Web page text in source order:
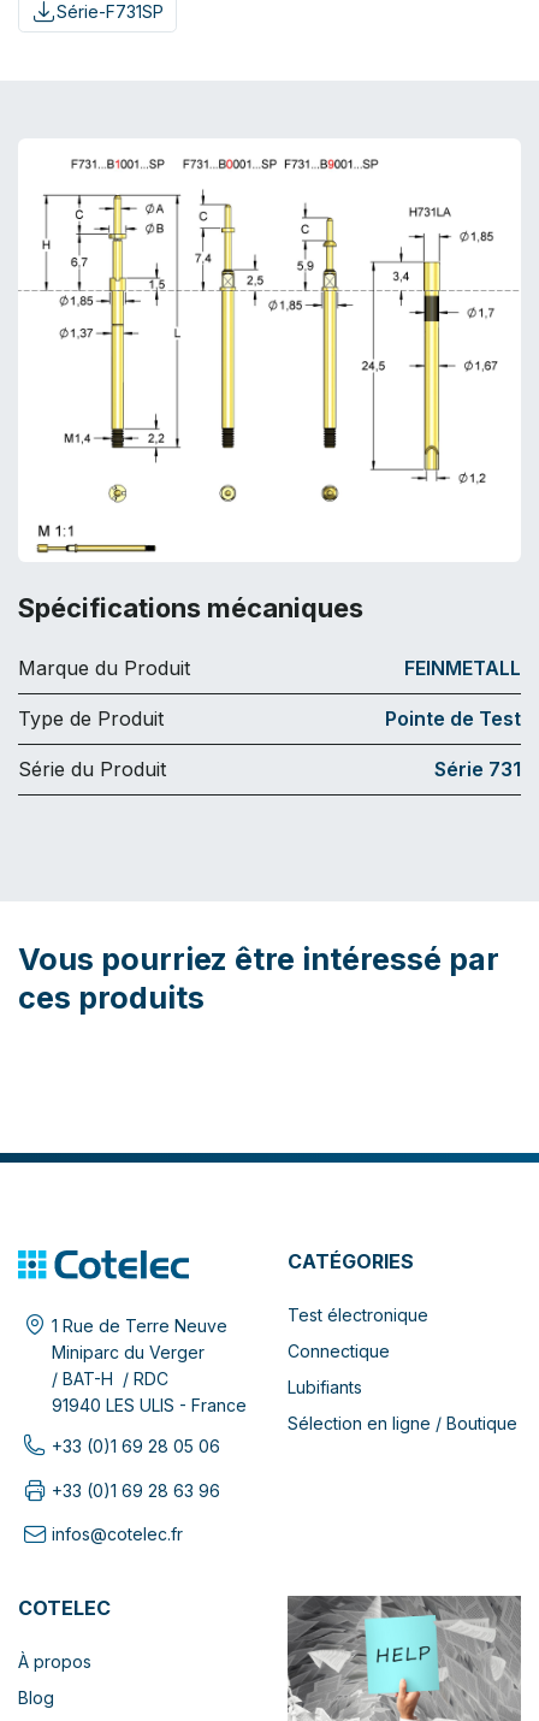
Série-F731SP
Spécifications mécaniques
Marque du Produit FEINMETALL
Type de Produit Pointe de Test
Série du Produit Série 731
Vous pourriez être intéressé par
ces produits
1 Rue de Terre Neuve
Miniparc du Verger
/ BAT-H / RDC
91940 LES ULIS - France
+33 (0)1 69 28 05 06
+33 (0)1 69 28 63 96
infos@cotelec.fr
CATÉGORIES
Test électronique
Connectique
Lubifiants
Sélection en ligne / Boutique
COTELEC
À propos
Blog